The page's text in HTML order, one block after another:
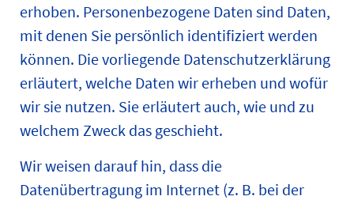
erhoben. Personenbezogene Daten sind Daten,
mit denen Sie persönlich identifiziert werden
können. Die vorliegende Datenschutzerklärung
erläutert, welche Daten wir erheben und wofür
wir sie nutzen. Sie erläutert auch, wie und zu
welchem Zweck das geschieht.
Wir weisen darauf hin, dass die
Datenübertragung im Internet (z. B. bei der